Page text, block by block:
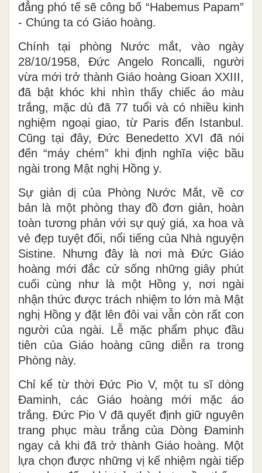
đẳng phó tế sẽ công bố “Habemus Papam”
- Chúng ta có Giáo hoàng.
Chính tại phòng Nước mắt, vào ngày
28/10/1958, Đức Angelo Roncalli, người
vừa mới trở thành Giáo hoàng Gioan XXIII,
đã bật khóc khi nhìn thấy chiếc áo màu
trắng, mặc dù đã 77 tuổi và có nhiều kinh
nghiệm ngoại giao, từ Paris đến Istanbul.
Cũng tại đây, Đức Benedetto XVI đã nói
đến “máy chém” khi định nghĩa việc bầu
ngài trong Mật nghị Hồng y.
Sự giản dị của Phòng Nước Mắt, về cơ
bản là một phòng thay đồ đơn giản, hoàn
toàn tương phản với sự quý giá, xa hoa và
vẻ đẹp tuyệt đối, nổi tiếng của Nhà nguyện
Sistine. Nhưng đây là nơi mà Đức Giáo
hoàng mới đắc cử sống những giây phút
cuối cùng như là một Hồng y, nơi ngài
nhận thức được trách nhiệm to lớn mà Mật
nghị Hồng y đặt lên đôi vai vẫn còn rất con
người của ngài. Lễ mặc phẩm phục đầu
tiên của Giáo hoàng cũng diễn ra trong
Phòng này.
Chỉ kể từ thời Đức Pio V, một tu sĩ dòng
Đaminh, các Giáo hoàng mới mặc áo
trắng. Đức Pio V đã quyết định giữ nguyên
trang phục màu trắng của Dòng Đaminh
ngay cả khi đã trở thành Giáo hoàng. Một
lựa chọn được những vị kế nhiệm ngài tiếp